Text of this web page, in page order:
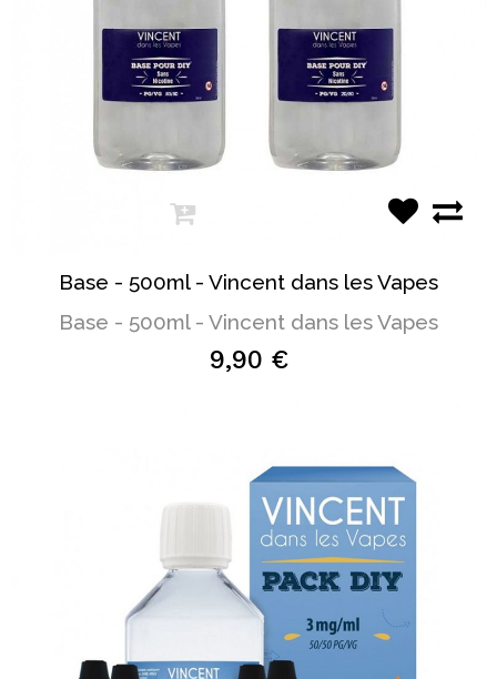
Base - 500ml - Vincent dans les Vapes
Base - 500ml - Vincent dans les Vapes
9,90 €